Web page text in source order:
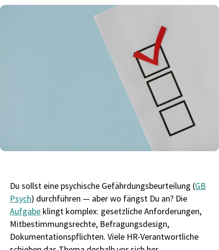
Du sollst eine psychische Gefährdungsbeurteilung (GB
Psych) durchführen — aber wo fängst Du an? Die
Aufgabe klingt komplex: gesetzliche Anforderungen,
Mitbestimmungsrechte, Befragungsdesign,
Dokumentationspflichten. Viele HR-Verantwortliche